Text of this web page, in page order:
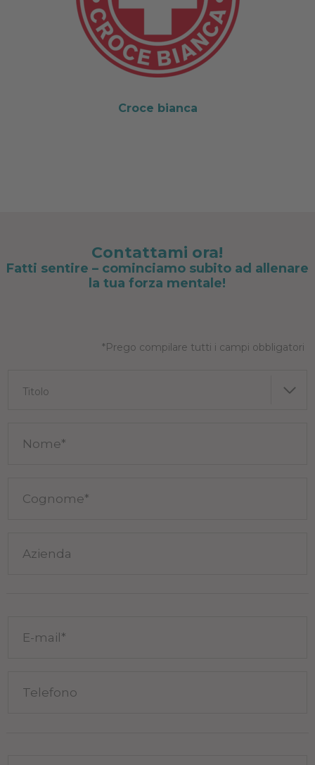
Croce bianca
Contattami ora!
Fatti sentire – cominciamo subito ad allenare
la tua forza mentale!
*Prego compilare tutti i campi obbligatori
Titolo